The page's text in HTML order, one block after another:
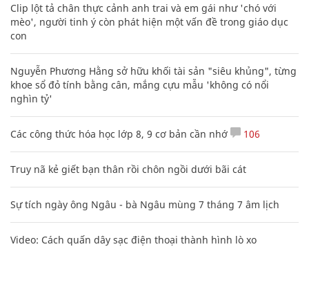
Clip lột tả chân thực cảnh anh trai và em gái như 'chó với
mèo', người tinh ý còn phát hiện một vấn đề trong giáo dục
con
Nguyễn Phương Hằng sở hữu khối tài sản "siêu khủng", từng
khoe sổ đỏ tính bằng cân, mắng cựu mẫu 'không có nổi
nghìn tỷ'
Các công thức hóa học lớp 8, 9 cơ bản cần nhớ 106
Truy nã kẻ giết bạn thân rồi chôn ngồi dưới bãi cát
Sự tích ngày ông Ngâu - bà Ngâu mùng 7 tháng 7 âm lịch
Video: Cách quấn dây sạc điện thoại thành hình lò xo